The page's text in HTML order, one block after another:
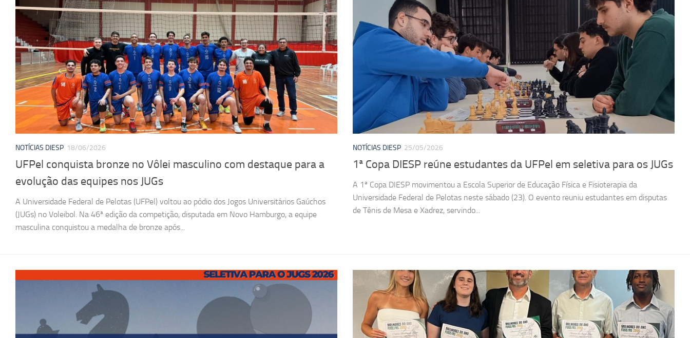
NOTÍCIAS DIESP 18/06/2026
UFPel conquista bronze no Vôlei masculino com destaque para a
evolução das equipes nos JUGs
A Universidade Federal de Pelotas (UFPel) voltou ao pódio dos Jogos Universitários Gaúchos
(JUGs) no Voleibol. Na 46ª edição da competição, disputada em Novo Hamburgo, a equipe
masculina conquistou a medalha de bronze após...
NOTÍCIAS DIESP 25/05/2026
1ª Copa DIESP reúne estudantes da UFPel em seletiva para os JUGs
A 1ª Copa DIESP movimentou a Escola Superior de Educação Física e Fisioterapia da
Universidade Federal de Pelotas neste sábado (23). O evento reuniu estudantes em disputas
de Tênis de Mesa e Xadrez, servindo...